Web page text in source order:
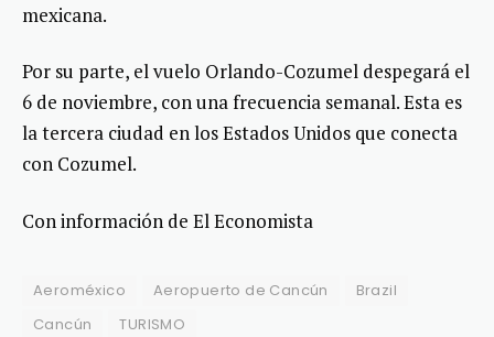
mexicana.
Por su parte, el vuelo Orlando-Cozumel despegará el
6 de noviembre, con una frecuencia semanal. Esta es
la tercera ciudad en los Estados Unidos que conecta
con Cozumel.
Con información de El Economista
Aeroméxico Aeropuerto de Cancún
Brazil
Cancún
TURISMO